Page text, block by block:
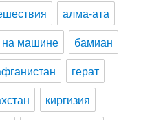
алма-ата
на машине
бамиан
герат
киргизия